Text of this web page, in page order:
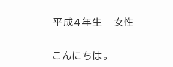
平成4年生 女性
こんにちは。